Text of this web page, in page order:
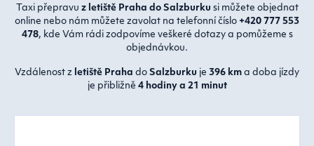
Taxi přepravu z letiště Praha do Salzburku si můžete objednat
online nebo nám můžete zavolat na telefonní číslo +420 777 553
478, kde Vám rádi zodpovíme veškeré dotazy a pomůžeme s
objednávkou.
Vzdálenost z letiště Praha do Salzburku je 396 km a doba jízdy
je přibližně 4 hodiny a 21 minut